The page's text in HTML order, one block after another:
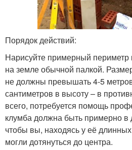
Порядок действий:
Нарисуйте примерный
на земле обычной палкой.
не должны превышать 4-5
сантиметров в высоту – в
всего, потребуется помощь
клумба должна быть примерно
чтобы вы, находясь у её
могли дотянуться до центра.